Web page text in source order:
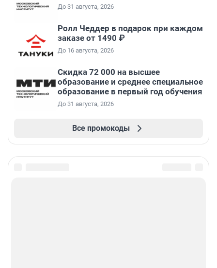
До 31 августа, 2026
Ролл Чеддер в подарок при каждом
заказе от 1490 ₽
До 16 августа, 2026
Скидка 72 000 на высшее
образование и среднее специальное
образование в первый год обучения
До 31 августа, 2026
Все промокоды